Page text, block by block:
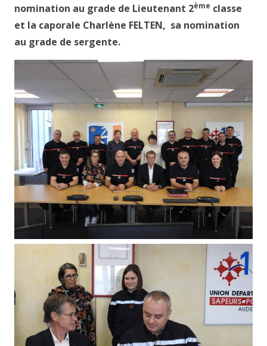
nomination au grade de Lieutenant 2ème classe
et la caporale Charlène FELTEN, sa nomination
au grade de sergente.